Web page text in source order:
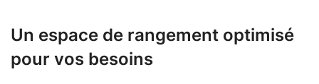
Un espace de rangement optimisé
pour vos besoins